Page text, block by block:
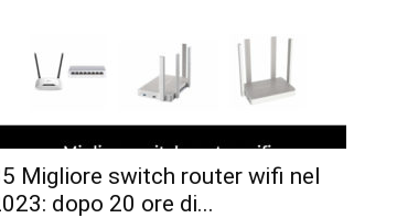
Migliore switch router wifi nel
dopo 20 ore di...